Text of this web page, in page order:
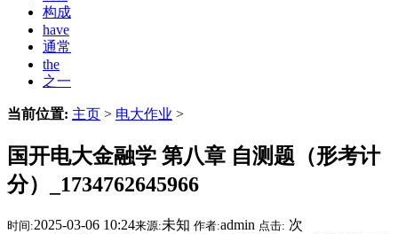
构成
have
通常
the
之一
当前位置: 主页 > 电大作业 >
国开电大金融学 第八章 自测题（形考计
分）_1734762645966
时间:2025-03-06 10:24来源:未知 作者:admin 点击: 次